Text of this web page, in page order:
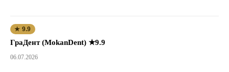
★ 9.9
ГраДент (MokanDent) ★9.9
06.07.2026